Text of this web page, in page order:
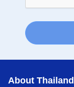
About Thailand